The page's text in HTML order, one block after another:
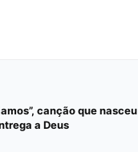
canção que nasceu
a Deus